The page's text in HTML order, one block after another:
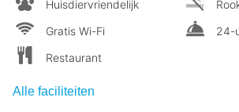
Huisdiervriendelijk
Gratis Wi-Fi
Restaurant
24-
Alle faciliteiten